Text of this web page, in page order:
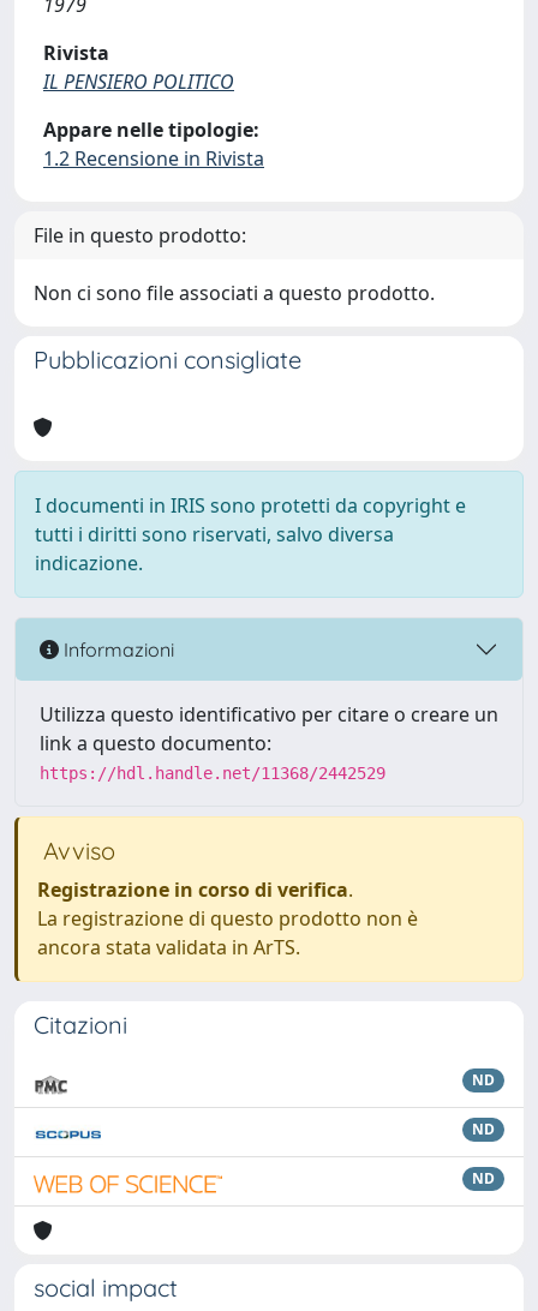
Rivista
IL PENSIERO POLITICO
Appare nelle tipologie:
1.2 Recensione in Rivista
File in questo prodotto:
Non ci sono file associati a questo prodotto.
Pubblicazioni consigliate
I documenti in IRIS sono protetti da copyright e
tutti i diritti sono riservati, salvo diversa
indicazione.
Informazioni
Utilizza questo identificativo per citare o creare un
link a questo documento:
https://hdl.handle.net/11368/2442529
Avviso
Registrazione in corso di verifica.
La registrazione di questo prodotto non è
ancora stata validata in ArTS.
Citazioni
ND
ND
ND
social impact